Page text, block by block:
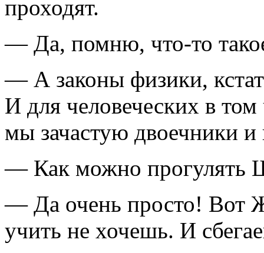
проходят.
— Да, помню, что-то
— А законы физики,
И для человеческих в
мы зачастую двоечники
— Как можно прогулять
— Да очень просто! Вот
учить не хочешь. И